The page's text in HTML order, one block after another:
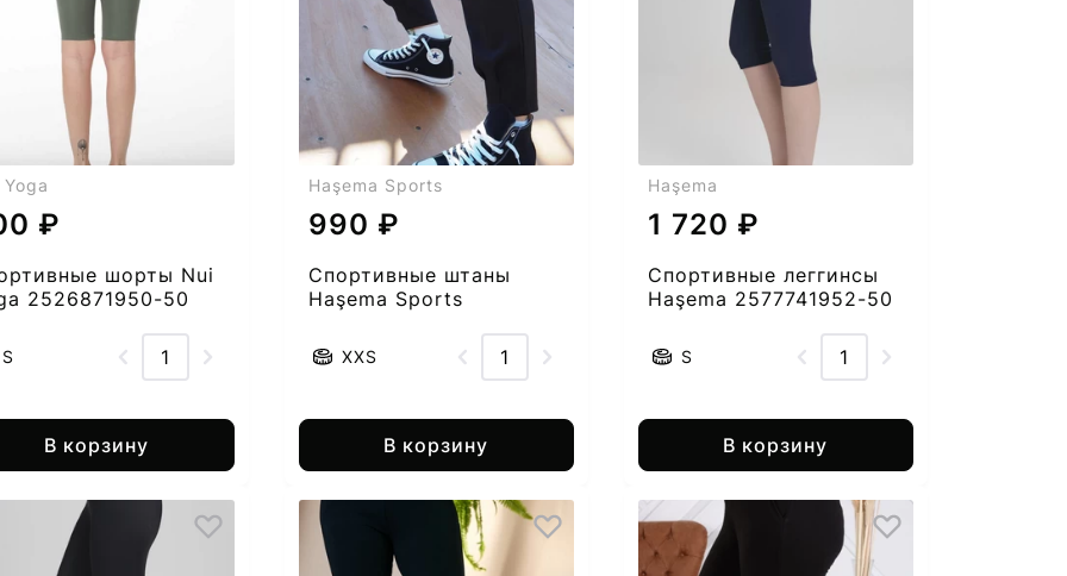
₽
шорты Nui
2526871950-50
S
В корзину
Haşema Sports
990 ₽
Спортивные штаны
Haşema Sports
XXS
В корзину
Haşema
1 720 ₽
Спортивные леггинсы
Haşema 2577741952-50
S
В корзину